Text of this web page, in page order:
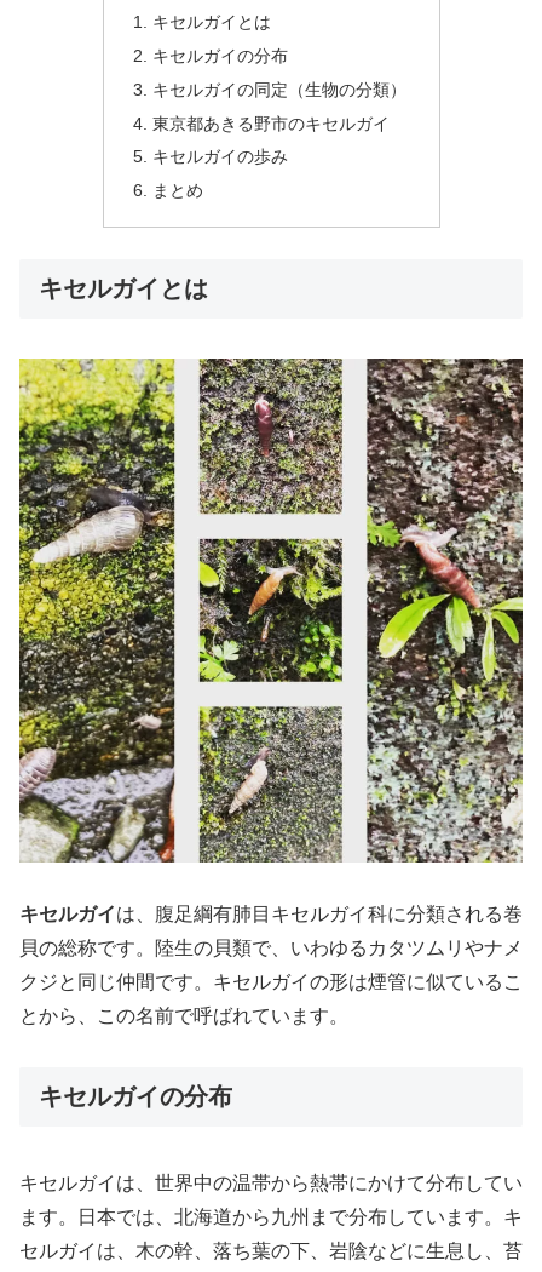
キセルガイとは
キセルガイの分布
キセルガイの同定（生物の分類）
東京都あきる野市のキセルガイ
キセルガイの歩み
まとめ
キセルガイとは
キセルガイは、腹足綱有肺目キセルガイ科に分類される巻
貝の総称です。陸生の貝類で、いわゆるカタツムリやナメ
クジと同じ仲間です。キセルガイの形は煙管に似ているこ
とから、この名前で呼ばれています。
キセルガイの分布
キセルガイは、世界中の温帯から熱帯にかけて分布してい
ます。日本では、北海道から九州まで分布しています。キ
セルガイは、木の幹、落ち葉の下、岩陰などに生息し、苔